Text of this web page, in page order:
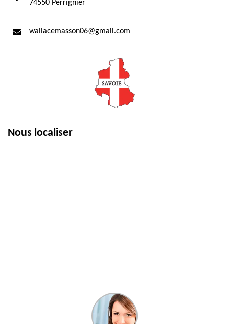
74550 Perrignier
wallacemasson06@gmail.com
Nous localiser